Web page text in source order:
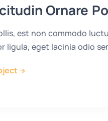
Ornare
est non commodo
ligula, eget lacinia odio